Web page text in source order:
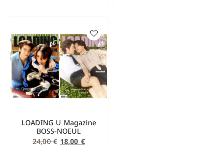
LOADING U Magazine
BOSS-NOEUL
24,00€ 18,00 €